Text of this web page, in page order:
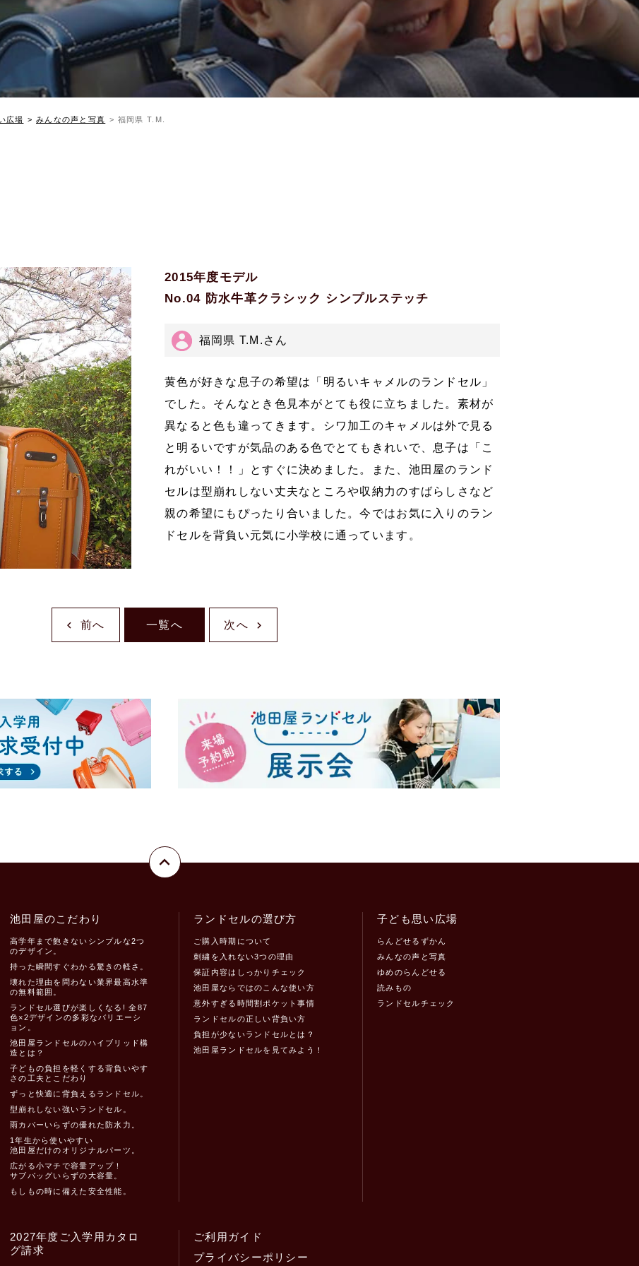
広場 みんなの声と写真 福岡県 T.M.
2015年度モデル
No.04 防水牛革クラシック シンプルステッチ
福岡県 T.M.さん
黄色が好きな息子の希望は「明るいキャメルのランドセル」
でした。そんなとき色見本がとても役に立ちました。素材が
異なると色も違ってきます。シワ加工のキャメルは外で見る
と明るいですが気品のある色でとてもきれいで、息子は「こ
れがいい！！」とすぐに決めました。また、池田屋のランド
セルは型崩れしない丈夫なところや収納力のすばらしさなど
親の希望にもぴったり合いました。今ではお気に入りのラン
ドセルを背負い元気に小学校に通っています。
前へ 次へ
一覧へ
池田屋のこだわり
高学年まで飽きないシンプルな2つ
のデザイン。
持った瞬間すぐわかる驚きの軽さ。
壊れた理由を問わない業界最高水準
の無料範囲。
ランドセル選びが楽しくなる! 全87
色×2デザインの多彩なバリエーシ
ョン。
池田屋ランドセルのハイブリッド構
造とは？
子どもの負担を軽くする背負いやす
さの工夫とこだわり
ずっと快適に背負えるランドセル。
型崩れしない強いランドセル。
雨カバーいらずの優れた防水力。
1年生から使いやすい
池田屋だけのオリジナルパーツ。
広がる小マチで容量アップ！
サブバッグいらずの大容量。
もしもの時に備えた安全性能。
ランドセルの選び方
ご購入時期について
刺繍を入れない3つの理由
保証内容はしっかりチェック
池田屋ならではのこんな使い方
意外すぎる時間割ポケット事情
ランドセルの正しい背負い方
負担が少ないランドセルとは？
池田屋ランドセルを見てみよう！
子ども思い広場
らんどせるずかん
みんなの声と写真
ゆめのらんどせる
読みもの
ランドセルチェック
2027年度ご入学用カタロ
グ請求
ご利用ガイド
プライバシーポリシー